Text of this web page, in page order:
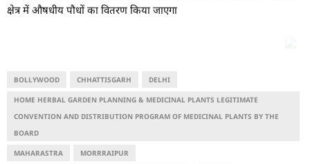
क्षेत्र में औषधीय पौधों का वितरण किया जाएगा
BOLLYWOOD CHHATTISGARH DELHI
HOME HERBAL GARDEN PLANNING & MEDICINAL PLANTS LEGITIMATE
CONVENTION AND DISTRIBUTION PROGRAM OF MEDICINAL PLANTS BY THE
BOARD
MAHARASTRA MORRRAIPUR